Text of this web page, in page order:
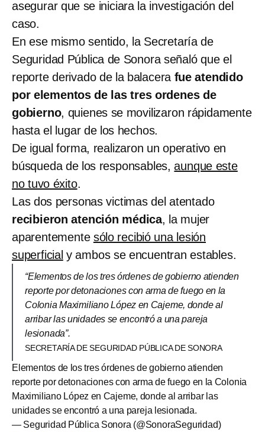
asegurar que se iniciara la investigación del
caso.
En ese mismo sentido, la Secretaría de
Seguridad Pública de Sonora señaló que el
reporte derivado de la balacera fue atendido
por elementos de las tres ordenes de
gobierno, quienes se movilizaron rápidamente
hasta el lugar de los hechos.
De igual forma, realizaron un operativo en
búsqueda de los responsables,aunque este
no tuvo éxito.
Las dos personas victimas del atentado
recibieron atención médica, la mujer
aparentemente sólo recibió una lesión
superficial y ambos se encuentran estables.
“Elementos de los tres órdenes de gobierno atienden
reporte por detonaciones con arma de fuego en la
Colonia Maximiliano López en Cajeme, donde al
arribar las unidades se encontró a una pareja
lesionada”.
SECRETARÍA DE SEGURIDAD PÚBLICA DE SONORA
Elementos de los tres órdenes de gobierno atienden
reporte por detonaciones con arma de fuego en la Colonia
Maximiliano López en Cajeme, donde al arribar las
unidades se encontró a una pareja lesionada.
— Seguridad Pública Sonora (@SonoraSeguridad)